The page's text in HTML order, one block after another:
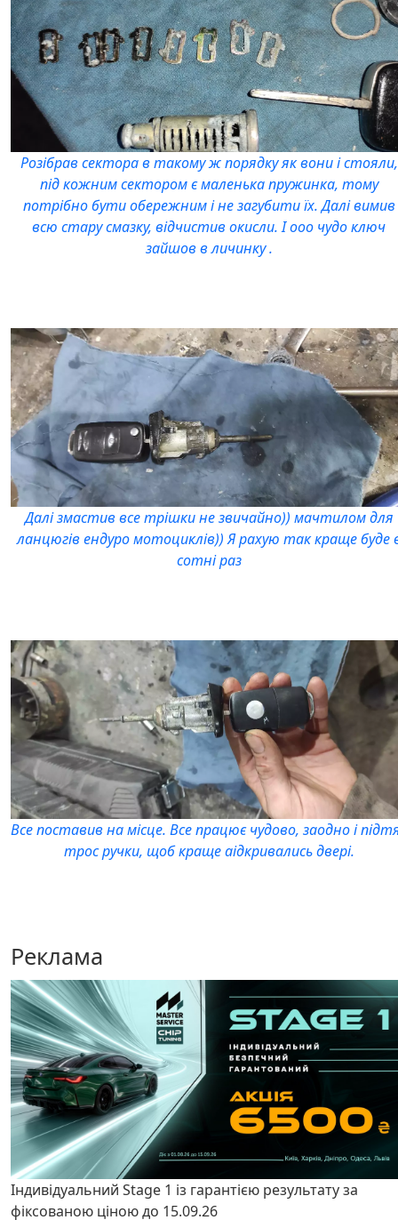
Розібрав сектора в такому ж порядку як вони і стояли,
під кожним сектором є маленька пружинка, тому
потрібно бути обережним і не загубити їх. Далі вимив
всю стару смазку, відчистив окисли. І ооо чудо ключ
зайшов в личинку .
Далі змастив все трішки не звичайно)) мачтилом для
ланцюгів ендуро мотоциклів)) Я рахую так краще буде
сотні раз
Все поставив на місце. Все працює чудово, заодно і
трос ручки, щоб краще аідкривались двері.
Реклама
Індивідуальний Stage 1 із гарантією результату за
фіксованою ціною до 15.09.26